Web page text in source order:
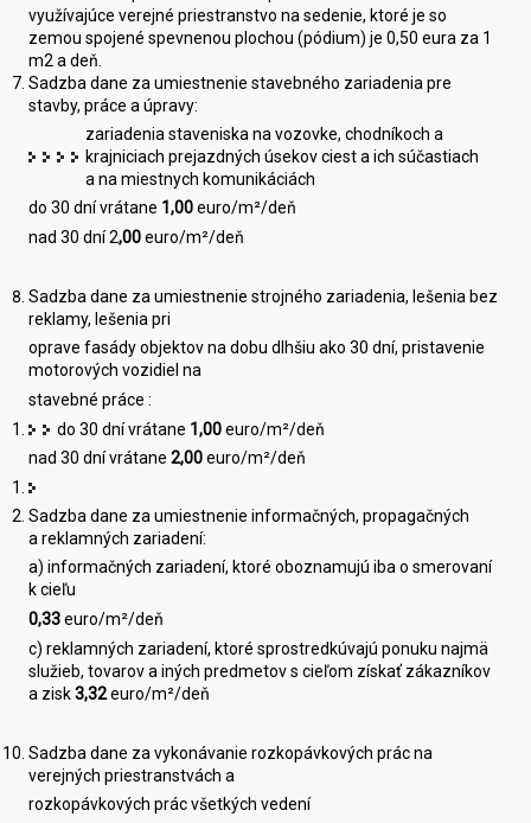
využívajúce verejné priestranstvo na sedenie, ktoré je so
zemou spojené spevnenou plochou (pódium) je 0,50 eura za 1
m2 a deň.
Sadzba dane za umiestnenie stavebného zariadenia pre
stavby, práce a úpravy:
zariadenia staveniska na vozovke, chodníkoch a
krajniciach prejazdných úsekov ciest a ich súčastiach
a na miestnych komunikáciách
do 30 dní vrátane 1,00 euro/m²/deň
nad 30 dní 2,00 euro/m²/deň
Sadzba dane za umiestnenie strojného zariadenia, lešenia bez
reklamy, lešenia pri
oprave fasády objektov na dobu dlhšiu ako 30 dní, pristavenie
motorových vozidiel na
stavebné práce :
do 30 dní vrátane 1,00 euro/m²/deň
nad 30 dní vrátane2,00 euro/m²/deň
Sadzba dane za umiestnenie informačných, propagačných
a reklamných zariadení:
a) informačných zariadení, ktoré oboznamujú iba o smerovaní
k cieľu
0,33euro/m²/deň
c) reklamných zariadení, ktoré sprostredkúvajú ponuku najmä
služieb, tovarov a iných predmetov s cieľom získať zákazníkov
a zisk3,32euro/m²/deň
Sadzba dane za vykonávanie rozkopávkových prác na
verejných priestranstvách a
rozkopávkových prác všetkých vedení